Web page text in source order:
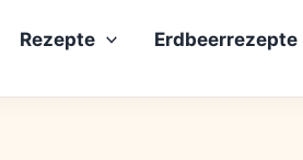
Rezepte Erdbeerrezepte